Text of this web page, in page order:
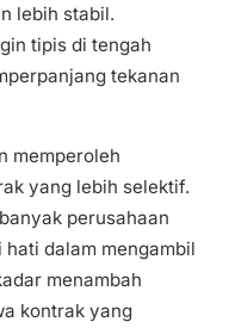
lebih stabil.
tipis di tengah
tekanan
memperoleh
yang lebih selektif.
perusahaan
dalam mengambil
menambah
kontrak yang